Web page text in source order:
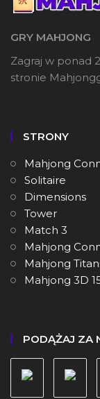
GRY MAHJONG
Zagraj w ponad
stronie
STRONY
Mahjong
Solitaire
Dimensions
Tower
Match 3
Mahjong
Mahjong
Mahjong 3D
PODĄŻAJ ZA